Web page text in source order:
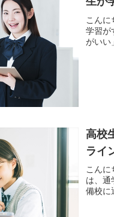
こんに
学習が
がいい
高校
ライ
こんに
は、通
備校に